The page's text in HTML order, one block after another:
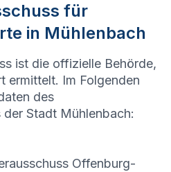
für
in Mühlenbach
ist die offizielle Behörde,
ermittelt. Im Folgenden
des
Stadt Mühlenbach:
Offenburg-